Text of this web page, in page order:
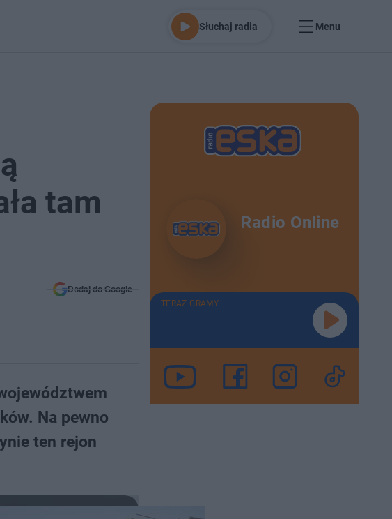
Słuchaj radia Menu
tam
Dodaj do Google
Na pewno
ten rejon
Radio Online
TERAZ GRAMY